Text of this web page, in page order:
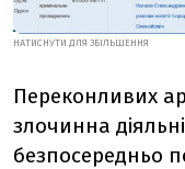
НАТИСНУТИ ДЛЯ ЗБІЛЬШЕННЯ
Переконливих
злочинна
безпосередньо